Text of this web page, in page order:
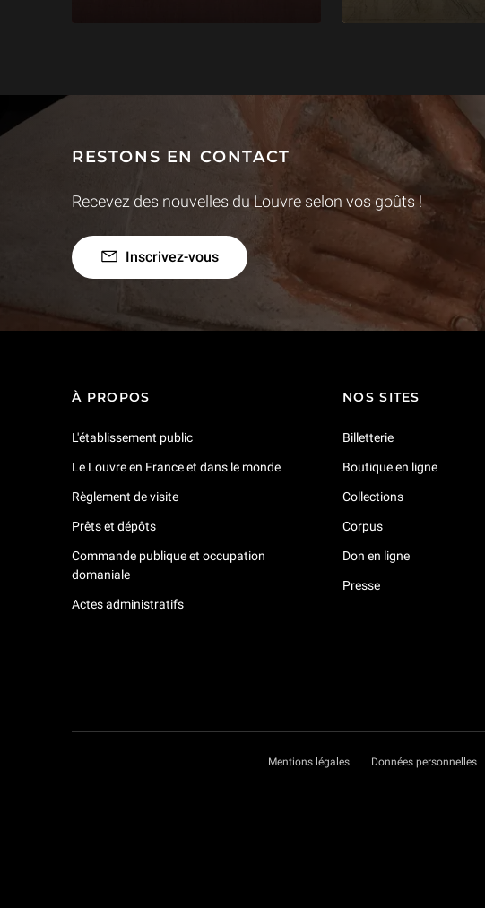
RESTONS EN CONTACT
Recevez des nouvelles du Louvre selon vos goûts !
Inscrivez-vous
À PROPOS
L'établissement public
Le Louvre en France et dans le monde
Règlement de visite
Prêts et dépôts
Commande publique et occupation
domaniale
Actes administratifs
NOS SITES
Billetterie
Boutique en ligne
Collections
Corpus
Don en ligne
Presse
Mentions légales Données personnelles